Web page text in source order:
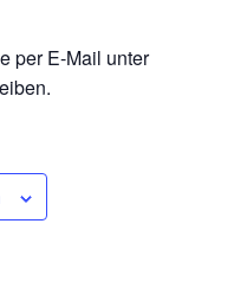
per E-Mail unter